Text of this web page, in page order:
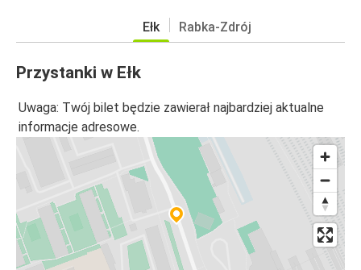
Ełk Rabka-Zdrój
Przystanki w Ełk
Uwaga: Twój bilet będzie zawierał najbardziej aktualne
informacje adresowe.